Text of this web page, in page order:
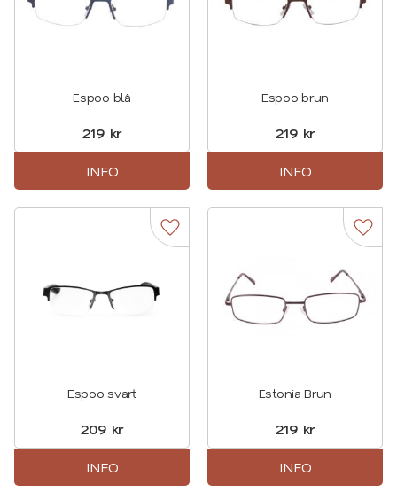
Espoo blå
219 kr
INFO
Espoo brun
219 kr
INFO
Espoo svart
209 kr
Lägg till i favoriter
INFO
Estonia Brun
219 kr
INFO